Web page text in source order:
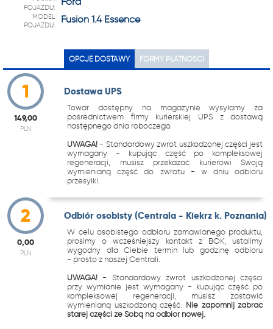
POJAZDU:
MODEL
POJAZDU:
Fusion 1.4 Essence
OPCJE DOSTAWY FORMY PŁATNOŚCI
1
149,00
PLN
Dostawa UPS
Towar dostępny na magazynie wysyłamy za
pośrednictwem firmy kurierskiej UPS z dostawą
następnego dnia roboczego.
UWAGA! - Standardowy zwrot uszkodzonej części jest
wymagany - kupując część po kompleksowej
regeneracji, musisz przekazać kurierowi Swoją
wymienianą część do zwrotu - w dniu odbioru
przesyłki.
2
0,00
PLN
Odbiór osobisty (Centrala - Kiekrz k. Poznania)
W celu osobistego odbioru zamawianego produktu,
prosimy o wcześniejszy kontakt z BOK, ustalimy
wygodny dla Ciebie termin lub godzinę odbioru
- prosto z naszej Centrali.
UWAGA! - Standardowy zwrot uszkodzonej części
przy wymianie jest wymagany - kupując część po
kompleksowej regeneracji, musisz zostawić
wymienianą uszkodzoną część. Nie zapomnij zabrać
starej części ze Sobą na odbiór nowej.